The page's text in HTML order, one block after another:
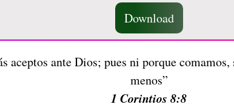
Download
aceptos ante Dios; pues ni porque
menos”
1 Corintios 8:8